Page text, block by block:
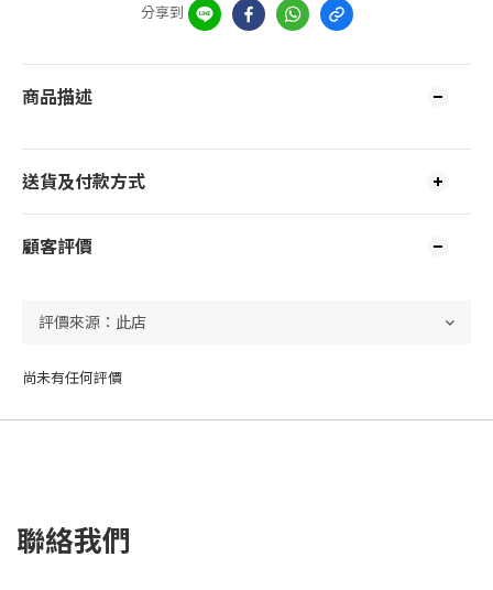
分享到
商品描述
送貨及付款方式
顧客評價
尚未有任何評價
聯絡我們